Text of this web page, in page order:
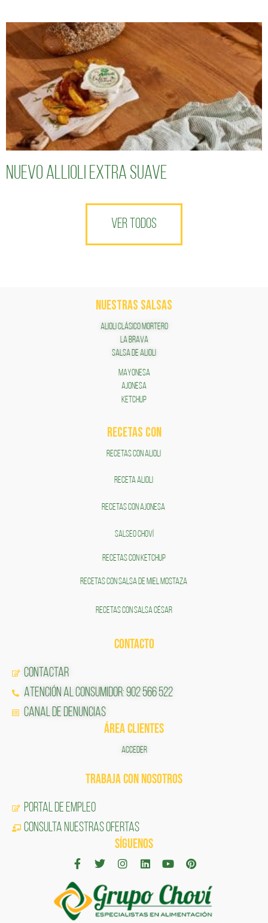
Nuevo Allioli Extra Suave
VER TODOS
NUESTRAS SALSAS
ALIOLI CLÁSICO MORTERO
LA BRAVA
SALSA DE ALIOLI
MAYONESA
AJONESA
KETCHUP
RECETAS COn
RECETAS CON ALIOLI
RECETA ALIOLI
RECETAS CON AJONESA
SALSEO CHOVÍ
RECETAS CON KETCHUP
RECETAS CON SALSA DE MIEL MOSTAZA
RECETAS CON SALSA CÉSAR
CONTACTO
Contactar
Atención al Consumidor: 902 566 522
Canal de Denuncias
ÁREA CLIENTES
ACCEDER
TRABAJA CON NOSOTROS
Portal de Empleo
CONSULTA NUESTRAS OFERTAS
SÍGUENOS